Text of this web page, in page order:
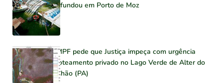
afundou em Porto de Moz
MPF pede que Justiça impeça com urgência
loteamento privado no Lago Verde de Alter do
Chão (PA)